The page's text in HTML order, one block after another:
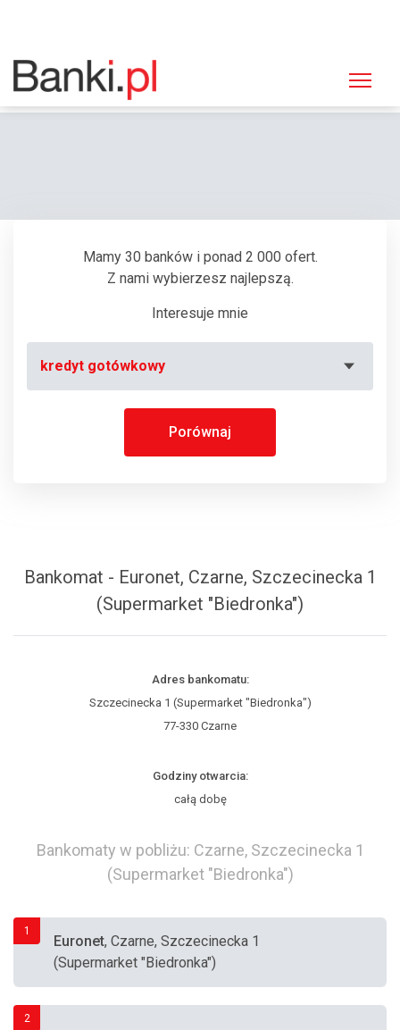
Strona główna
Bankomat Euronet, Czarne, Szczecinecka 1 (Supermarket "Biedronka")
Mamy 30 banków i ponad 2 000 ofert.
Z nami wybierzesz najlepszą.
Interesuje mnie
kredyt gotówkowy
Porównaj
Bankomat - Euronet, Czarne, Szczecinecka 1
(Supermarket "Biedronka")
Adres bankomatu:
Szczecinecka 1 (Supermarket "Biedronka")
77-330 Czarne
Godziny otwarcia:
całą dobę
Bankomaty w pobliżu: Czarne, Szczecinecka 1
(Supermarket "Biedronka")
1
Euronet, Czarne, Szczecinecka 1
(Supermarket "Biedronka")
2